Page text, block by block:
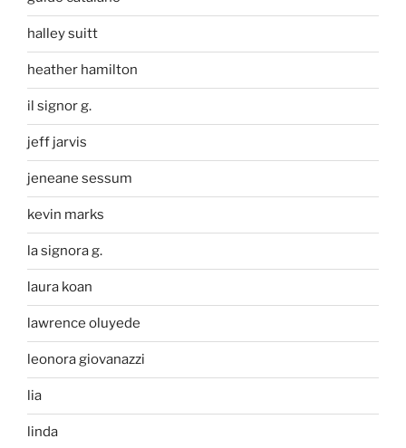
halley suitt
heather hamilton
il signor g.
jeff jarvis
jeneane sessum
kevin marks
la signora g.
laura koan
lawrence oluyede
leonora giovanazzi
lia
linda